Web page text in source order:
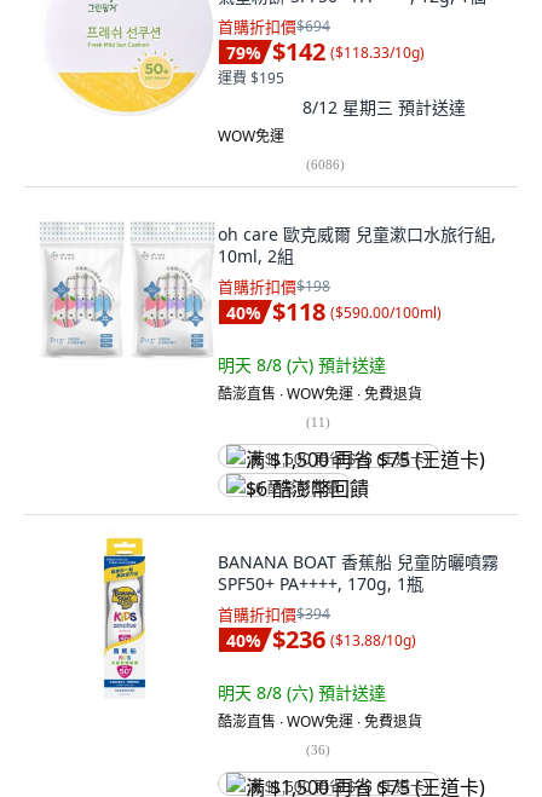
首購折扣價$694
79% $142 ($118.33/10g)
運費 $195
8/12 星期三 預計送達
WOW免運
(6086)
oh care 歐克威爾 兒童漱口水旅行組,
10ml, 2組
首購折扣價$198
40% $118 ($590.00/100ml)
明天 8/8 (六) 預計送達
酷澎直售 ∙ WOW免運 ∙ 免費退貨
(11)
满 $1,500 再省 $75 (王道卡)
$6 酷澎幣回饋
BANANA BOAT 香蕉船 兒童防曬噴霧
SPF50+ PA++++, 170g, 1瓶
首購折扣價$394
40% $236 ($13.88/10g)
明天 8/8 (六) 預計送達
酷澎直售 ∙ WOW免運 ∙ 免費退貨
(36)
满 $1,500 再省 $75 (王道卡)